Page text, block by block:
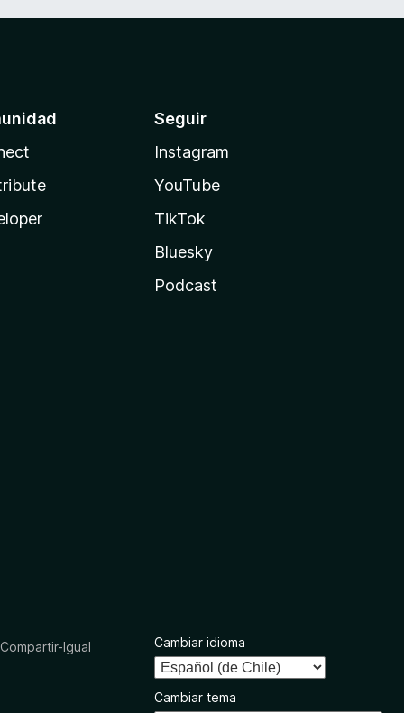
Seguir
Instagram
YouTube
TikTok
Bluesky
Podcast
Igual Cambiar idioma
Cambiar tema